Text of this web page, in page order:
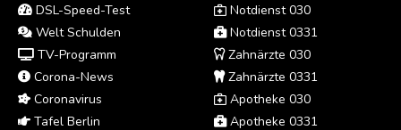
DSL-Speed-Test
Welt Schulden
TV-Programm
Corona-News
Coronavirus
Tafel Berlin
Notdienst 030
Notdienst 0331
Zahnärzte 030
Zahnärzte 0331
Apotheke 030
Apotheke 0331